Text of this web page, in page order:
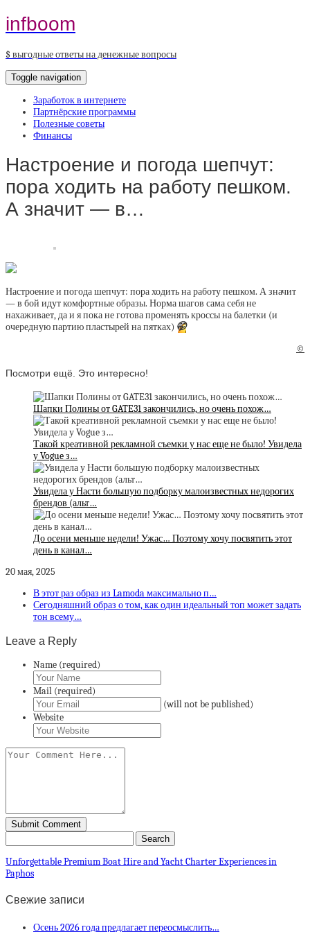
infboom
$ выгодные ответы на денежные вопросы
Toggle navigation
Заработок в интернете
Партнёрские программы
Полезные советы
Финансы
Настроение и погода шепчут:
пора ходить на работу пешком.
А значит — в…
Настроение и погода шепчут: пора ходить на работу пешком. А значит
— в бой идут комфортные образы. Норма шагов сама себя не
нахаживает, да и я пока не готова променять кроссы на балетки (и
очередную партию пластырей на пятках) 🤭
©
Посмотри ещё. Это интересно!
Шапки Полины от GATE31 закончились, но очень похож…
Такой креативной рекламной съемки у нас еще не было! Увидела
у Vogue з…
Увидела у Насти большую подборку малоизвестных недорогих
брендов (альт…
До осени меньше недели! Ужас… Поэтому хочу посвятить этот
день в канал…
20 мая, 2025
В этот раз образ из Lamoda максимально п…
Сегодняшний образ о том, как один идеальный топ может задать
тон всему…
Leave a Reply
Name (required)
Mail (required)
(will not be published)
Website
Unforgettable Premium Boat Hire and Yacht Charter Experiences in
Paphos
Свежие записи
Осень 2026 года предлагает переосмыслить…